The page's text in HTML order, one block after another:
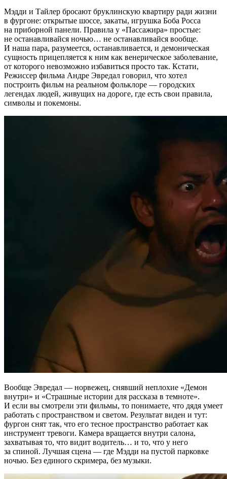
Мэдди и Тайлер бросают бруклинскую квартиру ради жизни
в фургоне: открытые шоссе, закаты, игрушка Боба Росса
на приборной панели. Правила у «Пассажира» простые:
не останавливайся ночью… не останавливайся вообще.
И наша пара, разумеется, останавливается, и демоническая
сущность прицепляется к ним как венерическое заболевание,
от которого невозможно избавиться просто так. Кстати,
Режиссер фильма Андре Эвредал говорил, что хотел
построить фильм на реальном фольклоре — городских
легендах людей, живущих на дороге, где есть свои правила,
символы и покемоны.
Вообще Эвредал — норвежец, снявший неплохие «Демон
внутри» и «Страшные истории для рассказа в темноте».
И если вы смотрели эти фильмы, то понимаете, что дядя умеет
работать с пространством и светом. Результат виден и тут:
фургон снят так, что его тесное пространство работает как
инструмент тревоги. Камера вращается внутри салона,
захватывая то, что видит водитель… и то, что у него
за спиной. Лучшая сцена — где Мэдди на пустой парковке
ночью. Без единого скримера, без музыки.